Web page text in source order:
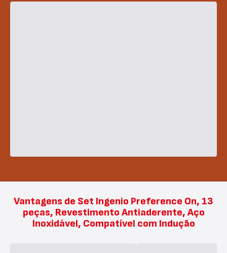
Vantagens de Set Ingenio Preference On, 13
peças, Revestimento Antiaderente, Aço
Inoxidável, Compatível com Indução